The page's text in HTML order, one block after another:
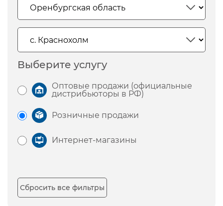
Выберите услугу
Оптовые продажи (официальные
дистрибьюторы в РФ)
Розничные продажи
Интернет-магазины
Сбросить все фильтры